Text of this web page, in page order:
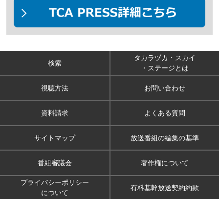
検索
タカラヅカ・スカイ
・ステージとは
視聴方法 お問い合わせ
資料請求 よくある質問
サイトマップ 放送番組の編集の基準
番組審議会 著作権について
プライバシーポリシー
について
有料基幹放送契約約款